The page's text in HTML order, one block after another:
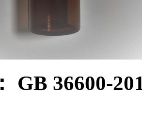
GB 36600-